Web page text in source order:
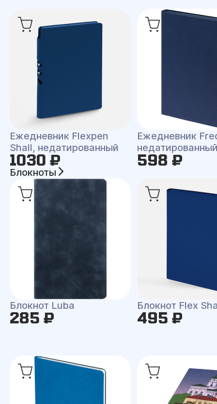
Ежедневник Flexpen
Shall, недатированный
1030 ₽
Ежедневник
598 ₽
Блокноты
Блокнот Luba
285 ₽
Блокнот Flex
495 ₽